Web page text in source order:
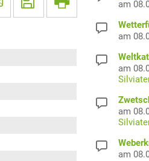
am
am
am
am
am